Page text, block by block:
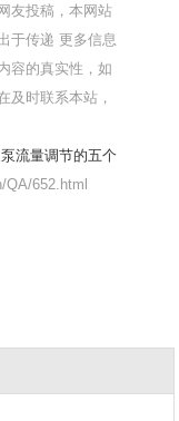
友投稿，本网站
于传递 更多信息
容的真实性，如
及时联系本站，
流量调节的五个
652.html